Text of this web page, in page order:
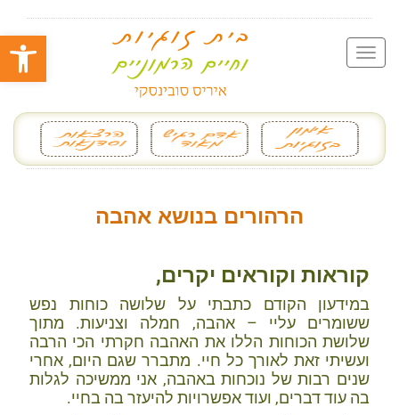
פתח
הרהורים בנושא אהבה
קוראות וקוראים יקרים,
במידעון הקודם כתבתי על שלושה כוחות נפש
ששומרים עליי – אהבה, חמלה וצניעות. מתוך
שלושת הכוחות הללו את האהבה חקרתי הכי הרבה
ועשיתי זאת לאורך כל חיי. מתברר שגם היום, אחרי
שנים רבות של נוכחות באהבה, אני ממשיכה לגלות
בה עוד דברים, ועוד אפשרויות להיעזר בה בחיי.